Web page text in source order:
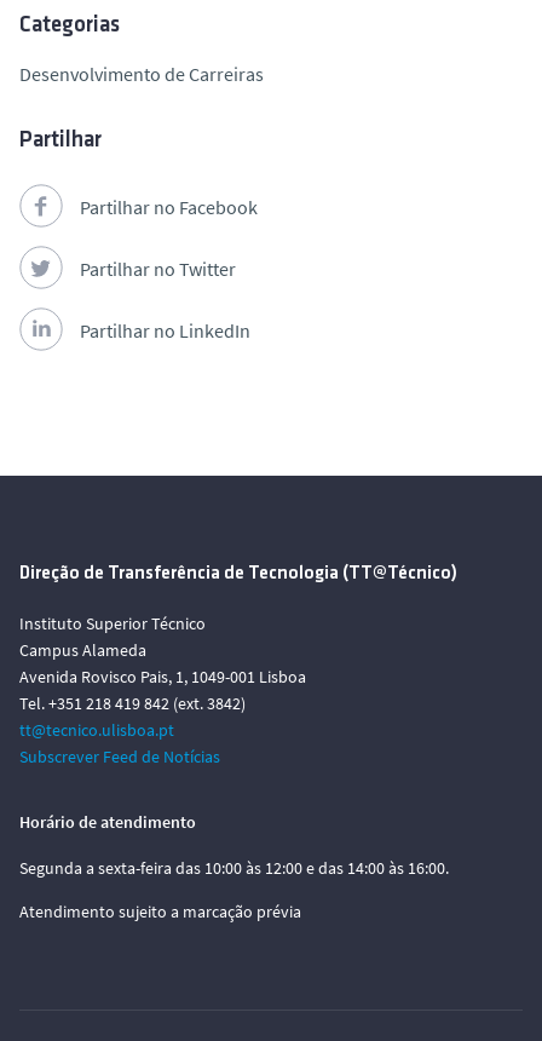
Categorias
Desenvolvimento de Carreiras
Partilhar
Partilhar no Facebook
Partilhar no Twitter
Partilhar no LinkedIn
Direção de Transferência de Tecnologia (TT@Técnico)
Instituto Superior Técnico
Campus Alameda
Avenida Rovisco Pais, 1, 1049-001 Lisboa
Tel. +351 218 419 842 (ext. 3842)
tt@tecnico.ulisboa.pt
Subscrever Feed de Notícias
Horário de atendimento
Segunda a sexta-feira das 10:00 às 12:00 e das 14:00 às 16:00.
Atendimento sujeito a marcação prévia